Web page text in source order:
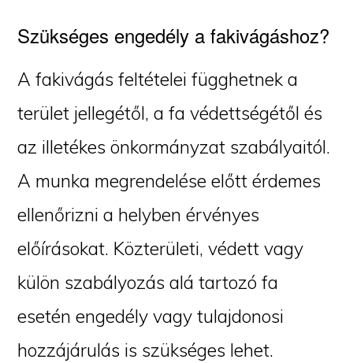
Szükséges engedély a fakivágáshoz?
A fakivágás feltételei függhetnek a
terület jellegétől, a fa védettségétől és
az illetékes önkormányzat szabályaitól.
A munka megrendelése előtt érdemes
ellenőrizni a helyben érvényes
előírásokat. Közterületi, védett vagy
külön szabályozás alá tartozó fa
esetén engedély vagy tulajdonosi
hozzájárulás is szükséges lehet.